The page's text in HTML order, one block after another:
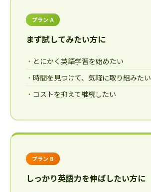
プラン A
まず試してみたい方に
とにかく英語学習を始めたい
時間を見つけて、気軽に取り組みたい
コストを抑えて継続したい
プラン B
しっかり英語力を伸ばしたい方に